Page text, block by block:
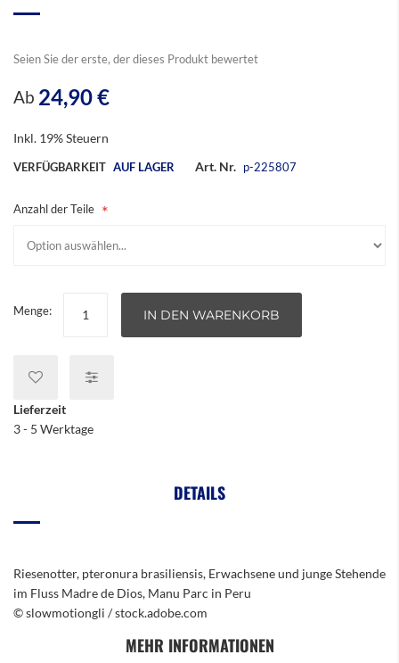
Seien Sie der erste, der dieses Produkt bewertet
Ab 24,90 €
Inkl. 19% Steuern
VERFÜGBARKEIT AUF LAGER Art. Nr. p-225807
Anzahl der Teile
Menge: IN DEN WARENKORB
Lieferzeit
3 - 5 Werktage
DETAILS
Riesenotter, pteronura brasiliensis, Erwachsene und junge Stehende
im Fluss Madre de Dios, Manu Parc in Peru
© slowmotiongli / stock.adobe.com
MEHR INFORMATIONEN